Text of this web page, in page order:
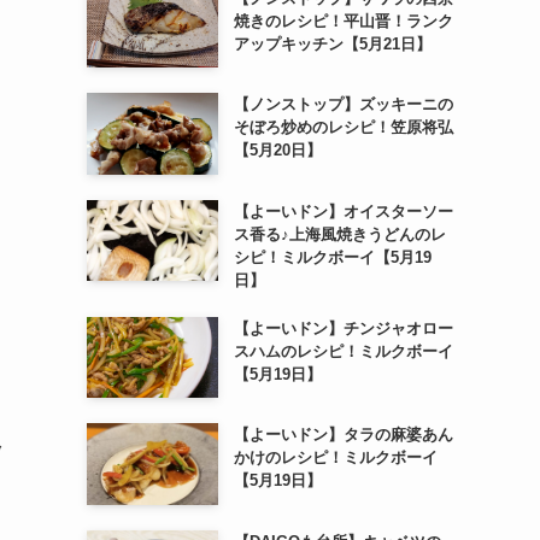
焼きのレシピ！平山晋！ランク
アップキッチン【5月21日】
【ノンストップ】ズッキーニの
そぼろ炒めのレシピ！笠原将弘
【5月20日】
【よーいドン】オイスターソー
ス香る♪上海風焼きうどんのレ
シピ！ミルクボーイ【5月19
日】
【よーいドン】チンジャオロー
スハムのレシピ！ミルクボーイ
【5月19日】
【よーいドン】タラの麻婆あん
かけのレシピ！ミルクボーイ
【5月19日】